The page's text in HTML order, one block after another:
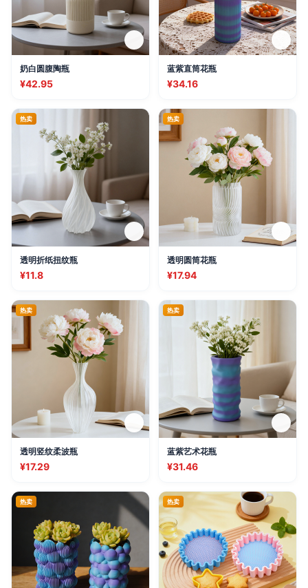
奶白圆腹陶瓶
¥42.95
蓝紫直筒花瓶
¥34.16
热卖
透明折纸扭纹瓶
¥11.8
热卖
透明圆筒花瓶
¥17.94
热卖
透明竖纹柔波瓶
¥17.29
热卖
蓝紫艺术花瓶
¥31.46
热卖 热卖